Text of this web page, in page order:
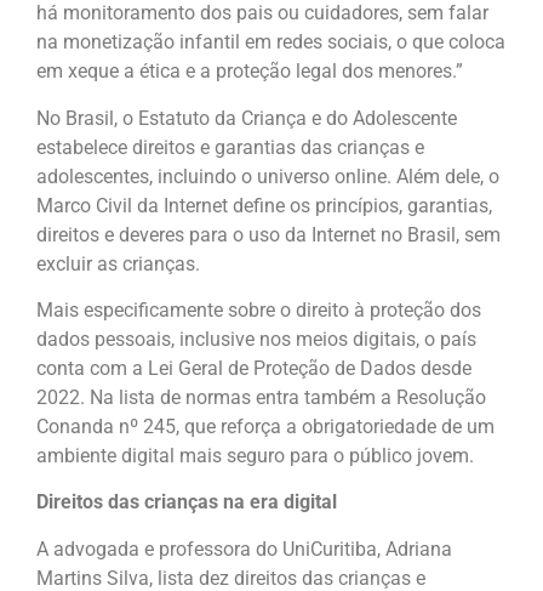
há monitoramento dos pais ou cuidadores, sem falar
na monetização infantil em redes sociais, o que coloca
em xeque a ética e a proteção legal dos menores.”
No Brasil, o Estatuto da Criança e do Adolescente
estabelece direitos e garantias das crianças e
adolescentes, incluindo o universo online. Além dele, o
Marco Civil da Internet define os princípios, garantias,
direitos e deveres para o uso da Internet no Brasil, sem
excluir as crianças.
Mais especificamente sobre o direito à proteção dos
dados pessoais, inclusive nos meios digitais, o país
conta com a Lei Geral de Proteção de Dados desde
2022. Na lista de normas entra também a Resolução
Conanda nº 245, que reforça a obrigatoriedade de um
ambiente digital mais seguro para o público jovem.
Direitos das crianças na era digital
A advogada e professora do UniCuritiba, Adriana
Martins Silva, lista dez direitos das crianças e